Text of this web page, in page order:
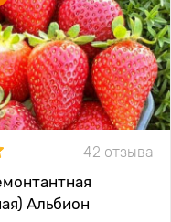
42 отзыва
Альбион